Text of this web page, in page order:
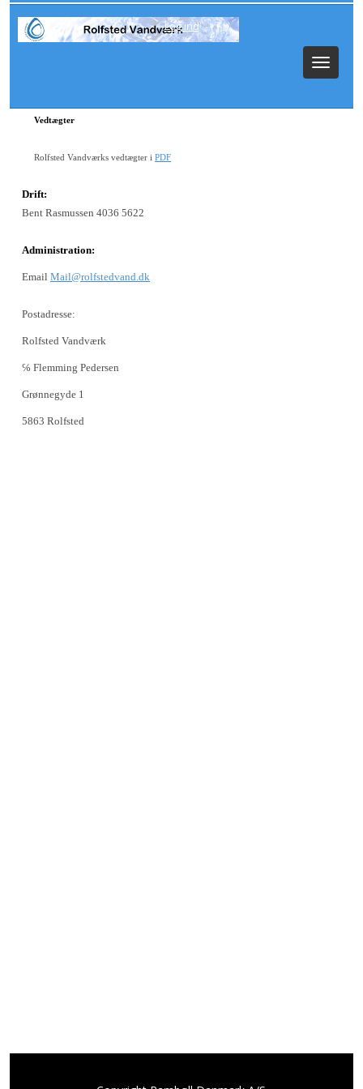
Log ind
Toggle
Vedtægter
Rolfsted Vandværks vedtægter i PDF
Drift:
Bent Rasmussen 4036 5622
Administration:
Email Mail@rolfstedvand.dk
Postadresse:
Rolfsted Vandværk
℅ Flemming Pedersen
Grønnegyde 1
5863 Rolfsted